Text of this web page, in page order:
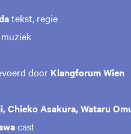
tekst, regie
muziek
door Klangforum Wien
Chieko Asakura, Wataru
cast